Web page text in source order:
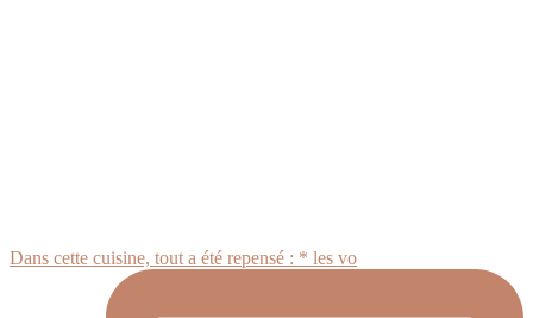
Dans cette cuisine, tout a été repensé : * les vo